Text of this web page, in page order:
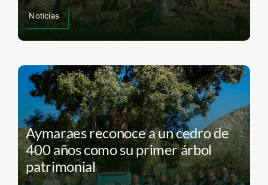
Noticias
Aymaraes reconoce a un cedro de
400 años como su primer árbol
patrimonial